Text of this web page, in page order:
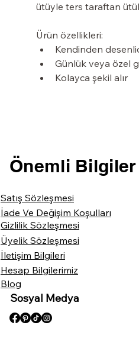
ütüyle ters taraftan
Ürün özellikleri:
Kendinden
Günlük veya özel
Kolayca şekil alır
Önemli Bilgiler
Satış Sözleşmesi
İade Ve Değişim Koşulları
Üyelik Sözleşmesi
İletişim Bilgileri
Hesap Bilgilerimiz
Blog
Sosyal Medya
Gizlilik Sözleşmesi